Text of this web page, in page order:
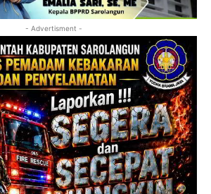
- Advertisment -